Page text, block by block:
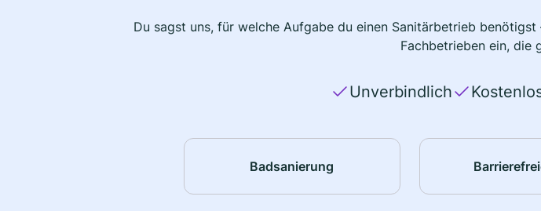
Du sagst uns, für welche Aufgabe du einen Sanitärbetrieb
Fachbetrieben ein, die
Unverbindlich
Badsanierung